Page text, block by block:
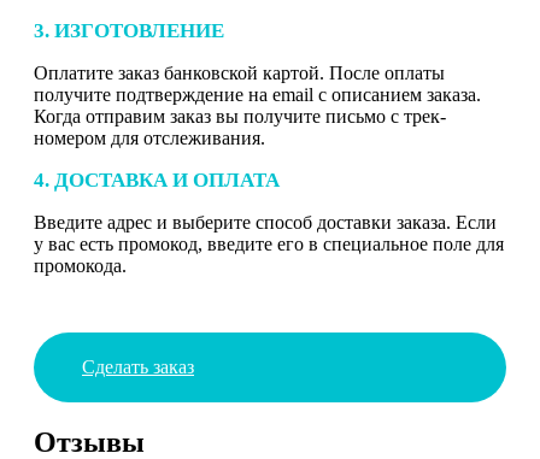
3. ИЗГОТОВЛЕНИЕ
Оплатите заказ банковской картой. После оплаты
получите подтверждение на email с описанием заказа.
Когда отправим заказ вы получите письмо с трек-
номером для отслеживания.
4. ДОСТАВКА И ОПЛАТА
Введите адрес и выберите способ доставки заказа. Если
у вас есть промокод, введите его в специальное поле для
промокода.
Сделать заказ
Отзывы